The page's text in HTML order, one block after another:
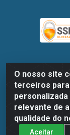
O nosso site
terceiros
relevante de
qualidade do
Aceitar
Dispan
Mascarenhas